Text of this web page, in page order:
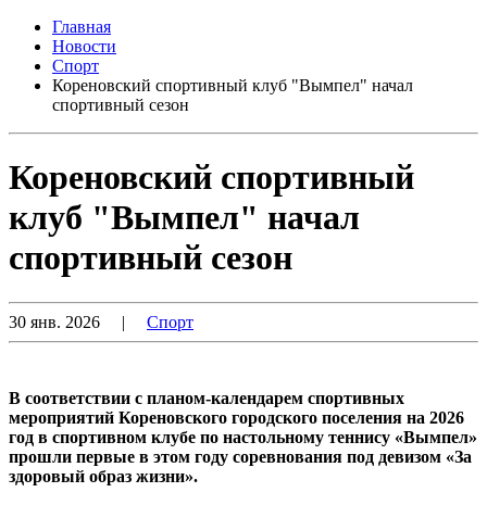
Главная
Новости
Спорт
Кореновский спортивный клуб "Вымпел" начал
спортивный сезон
Кореновский спортивный
клуб "Вымпел" начал
спортивный сезон
30 янв. 2026 | Спорт
В соответствии с планом-календарем спортивных
мероприятий Кореновского городского поселения на 2026
год в спортивном клубе по настольному теннису «Вымпел»
прошли первые в этом году соревнования под девизом «За
здоровый образ жизни».